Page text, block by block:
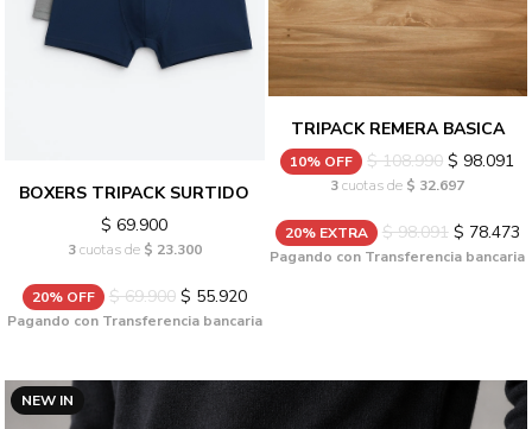
BOXERS TRIPACK SURTIDO
$ 69.900
3cuotas de $ 23.300
20% OFF $ 69.900$ 55.920
Pagando con Transferencia bancaria
TRIPACK REMERA BASICA
10% OFF $ 108.990 $ 98.091
3cuotas de $ 32.697
20% EXTRA $ 98.091$ 78.473
Pagando con Transferencia bancaria
NEW IN